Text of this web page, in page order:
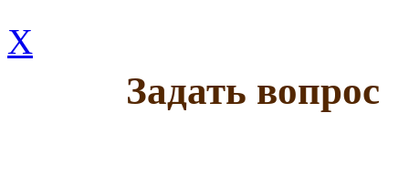
X
Задать вопрос